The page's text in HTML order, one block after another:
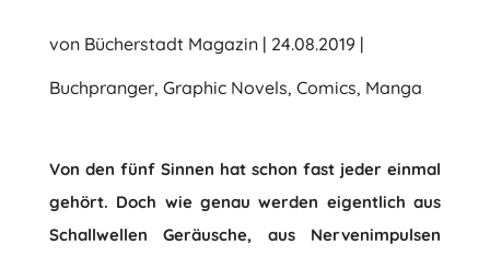
von Bücherstadt Magazin| 24.08.2019|
Buchpranger, Graphic Novels, Comics, Manga
Von den fünf Sinnen hat schon fast jeder einmal
gehört. Doch wie genau werden eigentlich aus
Schallwellen Geräusche, aus Nervenimpulsen